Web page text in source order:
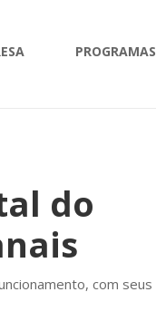
PROGRAMAS
do
com seus